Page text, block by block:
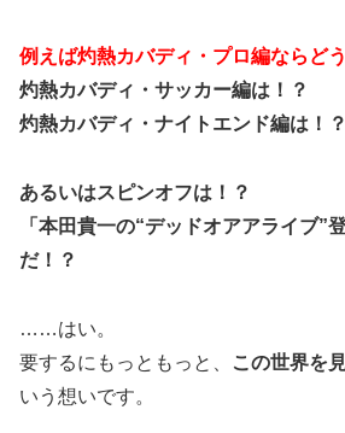
例えば灼熱カバディ・プロ編ならど
灼熱カバディ・サッカー編は！？
灼熱カバディ・ナイトエンド編は！？
あるいはスピンオフは！？
「本田貴一の“デッドオアアライブ”
だ！？
……はい。
要するにもっともっと、
この世界を
いう想いです。